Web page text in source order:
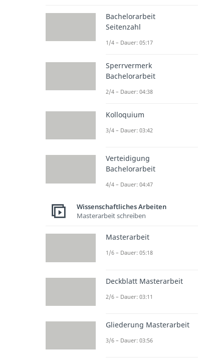
Bachelorarbeit
Seitenzahl
1/4 – Dauer: 05:17
Sperrvermerk
Bachelorarbeit
2/4 – Dauer: 04:38
Kolloquium
3/4 – Dauer: 03:42
Verteidigung
Bachelorarbeit
4/4 – Dauer: 04:47
Wissenschaftliches Arbeiten
Masterarbeit schreiben
Masterarbeit
1/6 – Dauer: 05:18
Deckblatt Masterarbeit
2/6 – Dauer: 03:11
Gliederung Masterarbeit
3/6 – Dauer: 03:56